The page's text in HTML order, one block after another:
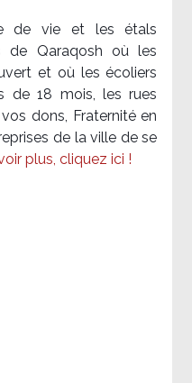
de vie et les étals
de Qaraqosh où les
et où les écoliers
de 18 mois, les rues
dons, Fraternité en
de la ville de se
plus, cliquez ici !